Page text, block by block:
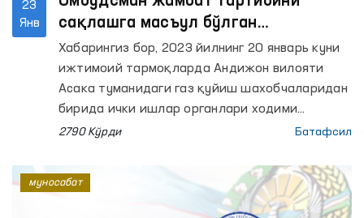
23
Янв
сақлашга масъул бўлган
ходимларни хизмат пайтида ортиқча
хис-ҳаяжонга берилмасликка
чақиради
Хабарингиз бор, 2023 йилнинг 20 январь куни
ижтимоий тармоқларда Андижон вилояти
Асака туманидаги газ қуйиш шахобчаларидан
бирида ички ишлар органлари ходими
фуқарога куч ишлатаётгани тасвирланган
2790 Кўрди Батафсил
муносабат